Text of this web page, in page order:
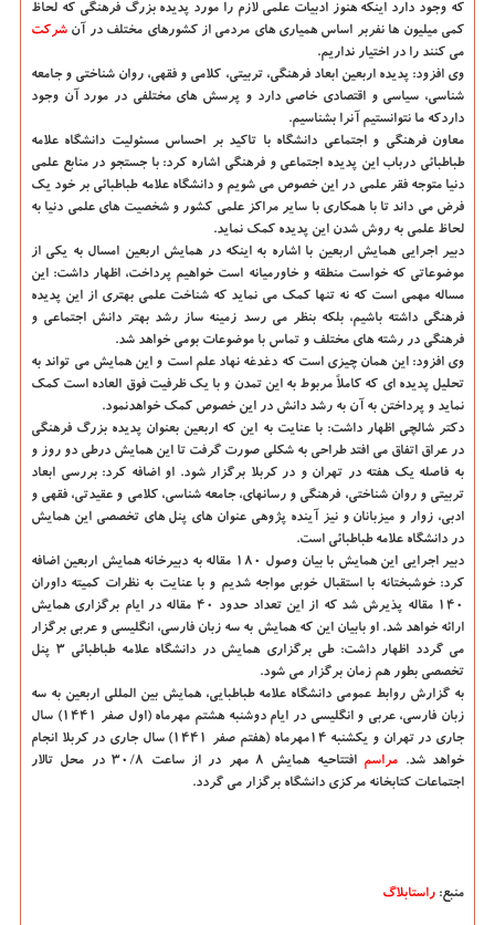
كه وجود دارد اینكه هنوز ادبیات علمی لازم را مورد پدیده بزرگ فرهنگی كه لحاظ
كمی میلیون ها نفربر اساس همیاری های مردمی از كشورهای مختلف در آن شركت
می كنند را در اختیار نداریم.
وی افزود: پدیده اربعین ابعاد فرهنگی، تربیتی، كلامی و فقهی، روان شناختی و جامعه
شناسی، سیاسی و اقتصادی خاصی دارد و پرسش های مختلفی در مورد آن وجود
داردكه ما نتوانستیم آنرا بشناسیم.
معاون فرهنگی و اجتماعی دانشگاه با تاكید بر احساس مسئولیت دانشگاه علامه
طباطبائی درباب این پدیده اجتماعی و فرهنگی اشاره كرد: با جستجو در منابع علمی
دنیا متوجه فقر علمی در این خصوص می شویم و دانشگاه علامه طباطبائی بر خود یك
فرض می داند تا با همكاری با سایر مراكز علمی كشور و شخصیت های علمی دنیا به
لحاظ علمی به روش شدن این پدیده كمك نماید.
دبیر اجرایی همایش اربعین با اشاره به اینكه در همایش اربعین امسال به یكی از
موضوعاتی كه خواست منطقه و خاورمیانه است خواهیم پرداخت، اظهار داشت: این
مساله مهمی است كه نه تنها كمك می نماید كه شناخت علمی بهتری از این پدیده
فرهنگی داشته باشیم، بلكه بنظر می رسد زمینه ساز رشد بهتر دانش اجتماعی و
فرهنگی در رشته های مختلف و تماس با موضوعات بومی خواهد شد.
وی افزود: این همان چیزی است كه دغدغه نهاد علم است و این همایش می تواند به
تحلیل پدیده ای كه كاملاً مربوط به این تمدن و با یك ظرفیت فوق العاده است كمك
نماید و پرداختن به آن به رشد دانش در این خصوص كمك خواهدنمود.
دكتر شالچی اظهار داشت: با عنایت به این كه اربعین بعنوان پدیده بزرگ فرهنگی
در عراق اتفاق می افتد طراحی به شكلی صورت گرفت تا این همایش درطی دو روز و
به فاصله یك هفته در تهران و در كربلا برگزار شود. او اضافه كرد: بررسی ابعاد
تربیتی و روان شناختی، فرهنگی و رسانه­ای، جامعه شناسی، كلامی و عقیدتی، فقهی و
ادبی، زوار و میزبانان و نیز آینده پژوهی عنوان های پنل های تخصصی این همایش
در دانشگاه علامه طباطبائی است.
دبیر اجرایی این همایش با بیان وصول ۱۸۰ مقاله به دبیرخانه همایش اربعین اضافه
كرد: خوشبختانه با استقبال خوبی مواجه شدیم و با عنایت به نظرات كمیته داوران
۱۴۰ مقاله پذیرش شد كه از این تعداد حدود ۴۰ مقاله در ایام برگزاری همایش
ارائه خواهد شد. او بابیان این كه همایش به سه زبان فارسی، انگلیسی و عربی برگزار
می گردد اظهار داشت: طی برگزاری همایش در دانشگاه علامه طباطبائی ۳ پنل
تخصصی بطور هم زمان برگزار می شود.
به گزارش روابط عمومی دانشگاه علامه طباطبایی، همایش بین المللی اربعین به سه
زبان فارسی، عربی و انگلیسی در ایام دوشنبه هشتم مهرماه (اول صفر ۱۴۴۱) سال
جاری در تهران و یكشنبه ۱۴مهرماه (هفتم صفر ۱۴۴۱) سال جاری در كربلا انجام
خواهد شد. مراسم
افتتاحیه همایش ۸ مهر در از ساعت ۳۰/۸ در محل تالار
اجتماعات كتابخانه مركزی دانشگاه برگزار می گردد.
منبع: راستابلاگ